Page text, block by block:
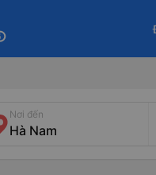
Nơi đến